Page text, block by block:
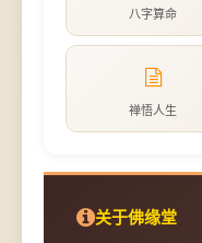
八字算命
禅悟人生
关于佛缘堂